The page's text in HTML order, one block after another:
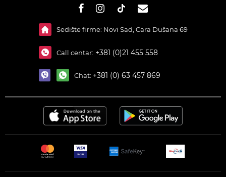
Sedište firme: Novi Sad, Cara Dušana 69
Call centar: +381 (0)21 455 558
Chat: +381 (0) 63 457 869